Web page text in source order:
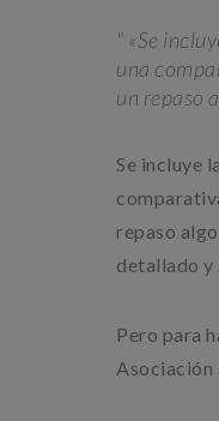
«Se
una
un repaso
Se incluye
repaso
detallado y
Pero para
Asociación